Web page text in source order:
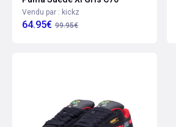
Vendu par : kickz
64.95€ 99.95€